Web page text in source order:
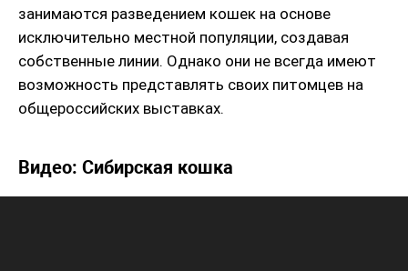
занимаются разведением кошек на основе
исключительно местной популяции, создавая
собственные линии. Однако они не всегда имеют
возможность представлять своих питомцев на
общероссийских выставках.
Видео: Сибирская кошка